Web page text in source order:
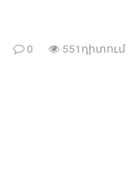
0 551դիտում